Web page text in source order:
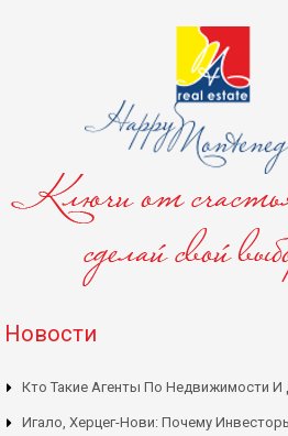
Новости
Кто Такие Агенты По Недвижимости
Игало, Херцег-Нови: Почему